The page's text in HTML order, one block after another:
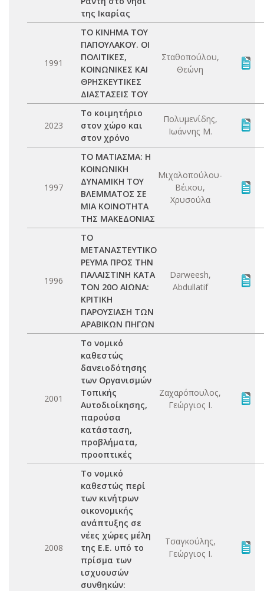
της Ικαρίας
1991
ΤΟ ΚΙΝΗΜΑ ΤΟΥ
ΠΑΠΟΥΛΑΚΟΥ. ΟΙ
ΠΟΛΙΤΙΚΕΣ,
ΚΟΙΝΩΝΙΚΕΣ ΚΑΙ
ΘΡΗΣΚΕΥΤΙΚΕΣ
ΔΙΑΣΤΑΣΕΙΣ ΤΟΥ
Σταθοπούλου,
Θεώνη
2023
Το κοιμητήριο
στον χώρο και
στον χρόνο
Πολυμενίδης,
Ιωάννης Μ.
1997
ΤΟ ΜΑΤΙΑΣΜΑ: Η
ΚΟΙΝΩΝΙΚΗ
ΔΥΝΑΜΙΚΗ ΤΟΥ
ΒΛΕΜΜΑΤΟΣ ΣΕ
ΜΙΑ ΚΟΙΝΟΤΗΤΑ
ΤΗΣ ΜΑΚΕΔΟΝΙΑΣ
Μιχαλοπούλου-
Βέικου,
Χρυσούλα
1996
ΤΟ
ΜΕΤΑΝΑΣΤΕΥΤΙΚΟ
ΡΕΥΜΑ ΠΡΟΣ ΤΗΝ
ΠΑΛΑΙΣΤΙΝΗ ΚΑΤΑ
ΤΟΝ 20Ο ΑΙΩΝΑ:
ΚΡΙΤΙΚΗ
ΠΑΡΟΥΣΙΑΣΗ ΤΩΝ
ΑΡΑΒΙΚΩΝ ΠΗΓΩΝ
Darweesh,
Abdullatif
2001
Το νομικό
καθεστώς
δανειοδότησης
των Οργανισμών
Τοπικής
Αυτοδιοίκησης,
παρούσα
κατάσταση,
προβλήματα,
προοπτικές
Ζαχαρόπουλος,
Γεώργιος Ι.
2008
Το νομικό
καθεστώς περί
των κινήτρων
οικονομικής
ανάπτυξης σε
νέες χώρες μέλη
της Ε.Ε. υπό το
πρίσμα των
ισχυουσών
συνθηκών:
Τσαγκούλης,
Γεώργιος Ι.